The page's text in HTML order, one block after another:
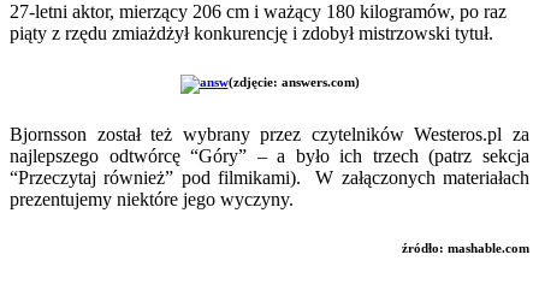
27-letni aktor, mierzący 206 cm i ważący 180 kilogramów, po raz
piąty z rzędu zmiażdżył konkurencję i zdobył mistrzowski tytuł.
(zdjęcie: answers.com)
Bjornsson został też wybrany przez czytelników Westeros.pl za
najlepszego odtwórcę “Góry” – a było ich trzech (patrz sekcja
“Przeczytaj również” pod filmikami). W załączonych materiałach
prezentujemy niektóre jego wyczyny.
źródło: mashable.com